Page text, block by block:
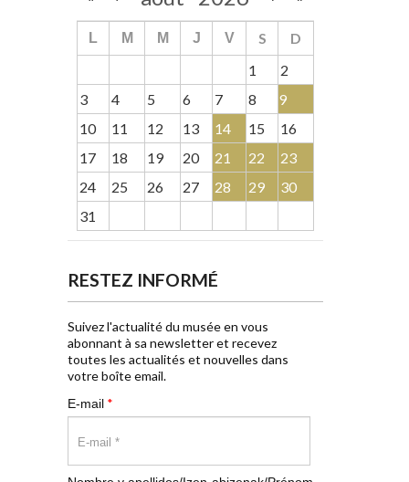
L M M J V S
D
1
2
3
4 5 6 7 8
9
10
11 12 13 14 15
16
17
18 19 20 21 22
23
24
25 26 27 28 29
30
31
RESTEZ INFORMÉ
Suivez l'actualité du musée en vous
abonnant à sa newsletter et recevez
toutes les actualités et nouvelles dans
votre boîte email.
E-mail *